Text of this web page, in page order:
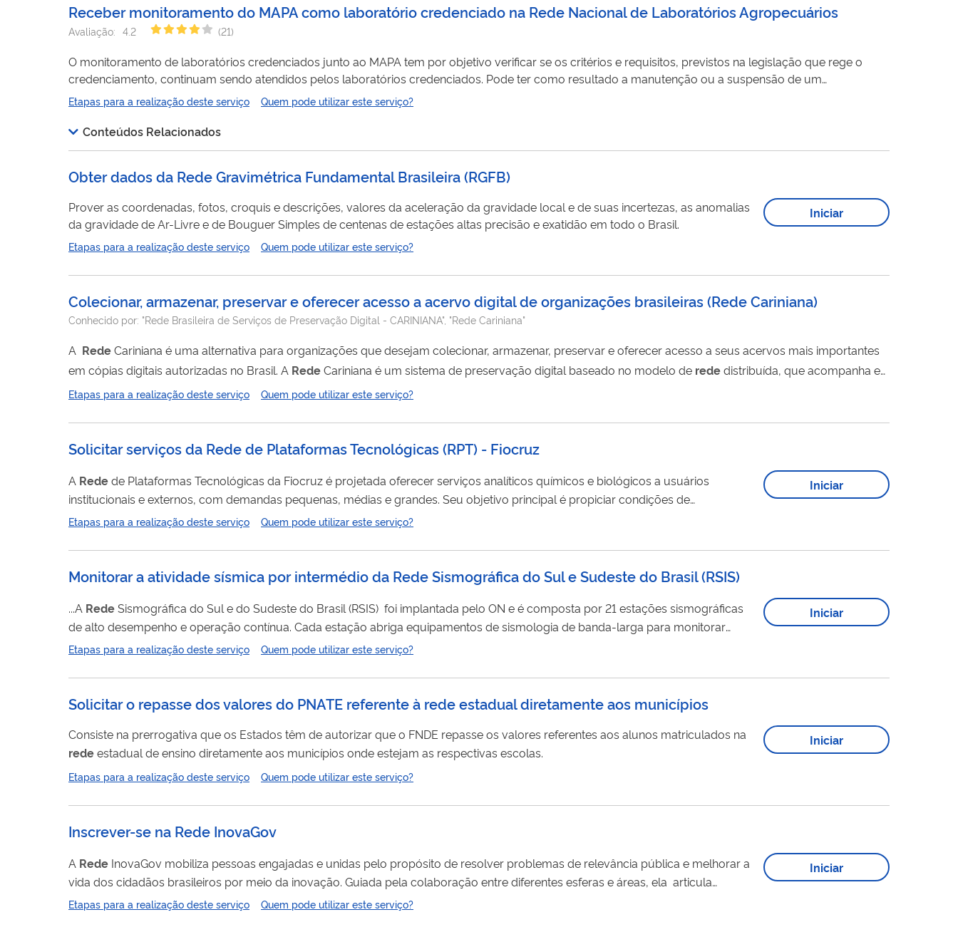
Receber monitoramento do MAPA como laboratório credenciado na Rede Nacional de Laboratórios Agropecuários
Avaliação: 4.2 (21)
O monitoramento de laboratórios credenciados junto ao MAPA tem por objetivo verificar se os critérios e requisitos, previstos na legislação que rege o
credenciamento, continuam sendo atendidos pelos laboratórios credenciados. Pode ter como resultado a manutenção ou a suspensão de um
credenciamento. Um monitoramento pode ainda ser realizado para avaliar a possibilidade de cancelamento de uma suspensão aplicada pelo MAPA
decorrente de um monitoramento anterior.
Etapas para a realização deste serviço Quem pode utilizar este serviço?
Conteúdos Relacionados
Obter dados da Rede Gravimétrica Fundamental Brasileira(RGFB)
Prover as coordenadas, fotos, croquis e descrições, valores da aceleração da gravidade local e de suas incertezas, as anomalias
da gravidade de Ar-Livre e de Bouguer Simples de centenas de estações altas precisão e exatidão em todo o Brasil.
Etapas para a realização deste serviço Quem pode utilizar este serviço?
Iniciar
Colecionar, armazenar, preservar e oferecer acesso a acervo digital de organizações brasileiras(Rede Cariniana)
Conhecido por: "Rede Brasileira de Serviços de Preservação Digital - CARINIANA", "Rede Cariniana"
A RedeCariniana é uma alternativa para organizações que desejam colecionar, armazenar, preservar e oferecer acesso a seus acervos mais importantes
em cópias digitais autorizadas no Brasil. A RedeCariniana é um sistema de preservação digital baseado no modelo de rededistribuída, que acompanha e
provê subsídios a outros projetos brasileiros que precisam preservar materiais digitais autênticos e certificados por instituições reconhecidas.
Etapas para a realização deste serviço Quem pode utilizar este serviço?
Solicitar serviços da Rede de Plataformas Tecnológicas (RPT) - Fiocruz
A Redede Plataformas Tecnológicas da Fiocruz é projetada oferecer serviços analíticos químicos e biológicos a usuários
institucionais e externos, com demandas pequenas, médias e grandes. Seu objetivo principal é propiciar condições de
bioensaios,...
Etapas para a realização deste serviço Quem pode utilizar este serviço?
Iniciar
Monitorar a atividade sísmica por intermédio da Rede Sismográfica do Sul e Sudeste do Brasil(RSIS)
...A RedeSismográfica do Sul e do Sudeste do Brasil (RSIS) foi implantada pelo ON e é composta por 21 estações sismográficas
de alto desempenho e operação contínua. Cada estação abriga equipamentos de sismologia de banda-larga para monitorar
continuamente a atividade sísmica, com o objetivo de definir o padrão sismológico da margem continental sudeste e de coleta de
dados geofísicos na costa sul e sudeste do Brasil, a fim de oferecer subsídios para um melhor conhecimento da estrutura interna
da...
Etapas para a realização deste serviço Quem pode utilizar este serviço?
Iniciar
Solicitar o repasse dos valores do PNATE referente à rede estadual diretamente aos municípios
Consiste na prerrogativa que os Estados têm de autorizar que o FNDE repasse os valores referentes aos alunos matriculados na
redeestadual de ensino diretamente aos municípios onde estejam as respectivas escolas.
Etapas para a realização deste serviço Quem pode utilizar este serviço?
Iniciar
Inscrever-se na Rede InovaGov
A Rede InovaGov mobiliza pessoas engajadas e unidas pelo propósito de resolver problemas de relevância pública e melhorar a
vida dos cidadãos brasileiros por meio da inovação. Guiada pela colaboração entre diferentes esferas e áreas, ela articula
pessoas, conhecimentos e instituições para revolucionar o jeito de fazer políticas públicas no Brasil. É um serviço que oferece
Etapas para a realização deste serviço Quem pode utilizar este serviço?
Iniciar